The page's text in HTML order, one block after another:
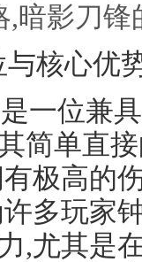
,暗影刀
核心优
一位兼
简单直
极高的
多玩家
,尤其是